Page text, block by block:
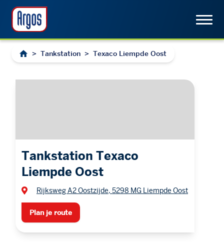
> Tankstation > Texaco Liempde Oost
Tankstation Texaco
Liempde Oost
Rijksweg A2 Oostzijde, 5298 MG Liempde Oost
Plan je route